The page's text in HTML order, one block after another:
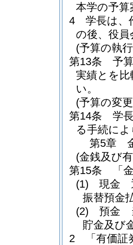
本学の予
4
学長は、
の後、役
(予算の執
第13条
予
実績とを
い。
(予算の変
第14条
学
る手続に
第5章
(金銭及び
第15条
「
(1)
現金
振替預金
(2)
預金
貯金及び
2
「有価